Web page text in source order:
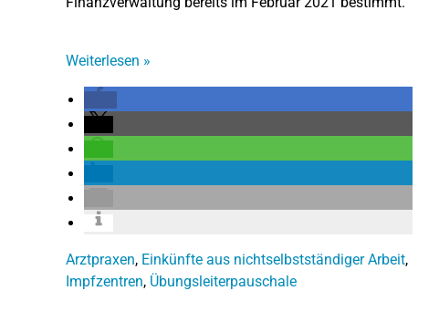
Weiterlesen »
Arztpraxen, Einkünfte aus nichtselbstständiger Arbeit,
Impfzentren, Übungsleiterpauschale